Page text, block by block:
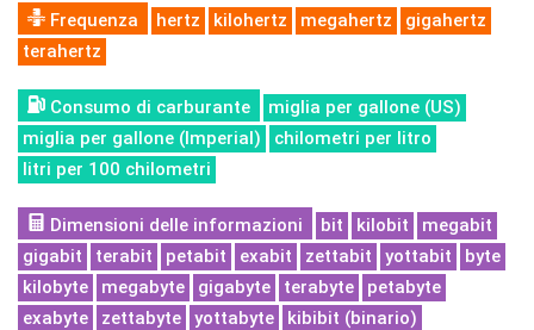
Frequenza hertz kilohertz megahertz
gigahertz
terahertz
Consumo di carburante
miglia per gallone (US)
miglia per gallone (Imperial)
chilometri per litro
litri per 100 chilometri
Dimensioni delle informazioni bit kilobit
megabit
gigabit
terabit petabit exabit zettabit yottabit
byte
kilobyte
megabyte gigabyte terabyte
petabyte
exabyte
zettabyte yottabyte
kibibit (binario)